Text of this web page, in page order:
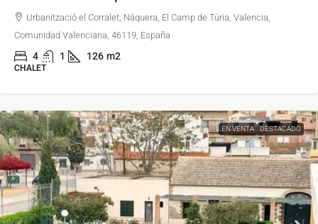
Urbanització el Corralet, Náquera, El Camp de Túria, Valencia,
Comunidad Valenciana, 46119, España
4 1 126 m2
CHALET
EN VENTA DESTACADO